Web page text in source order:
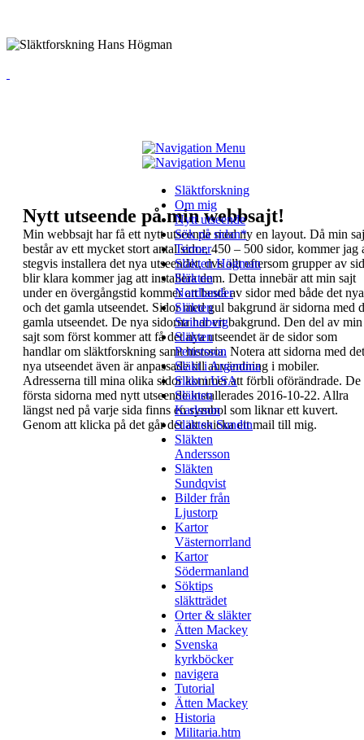
Nytt utseende på min webbsajt!
Min webbsajt har få ett nytt utseendemed ny en layout. Då min
består av ett mycket stort antal sidor,450 – 500 sidor, kommer jag
stegvis installera det nya utseendet, dvs allt eftersom grupper av
blir klara kommer jag att installera dem. Detta innebär att min sajt
under en övergångstid kommer att bestå av sidor med både det nya
och det gamla utseendet. Sidor med gul bakgrund är sidorna med
gamla utseendet. De nya sidorna har vitbakgrund. Den del av min
sajt som först kommer att få det nyautseendet är de sidor som
handlar om släktforskning samt historia. Notera att sidorna med det
nya utseendet även äranpassade till användning i mobiler.
Adresserna till mina olika sidor kommer att förbli oförändrade. De
första sidorna med nytt utseendeinstallerades 2016-10-22. Allra
längst ned på varje sida finns en symbol som liknar ett kuvert.
Genom att klicka på det går det attskicka ett mail till mig.
Släktforskning
Om mig
Nytt utseende
Sök på sidan*
Termer
Släkten Högman
Släkten
Nordlander
Släkten
Strindberg
Släkten
Pettersson
Släkt i Argentina
Släkt i USA
Släkten
Karlsson
Släkten Sundin
Släkten
Andersson
Släkten
Sundqvist
Bilder från
Ljustorp
Kartor
Västernorrland
Kartor
Södermanland
Söktips
släktträdet
Orter & släkter
Ätten Mackey
Svenska
kyrkböcker
navigera
Tutorial
Ätten Mackey
Historia
Militaria.htm